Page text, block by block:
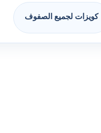
كويزات لجميع الصفوف